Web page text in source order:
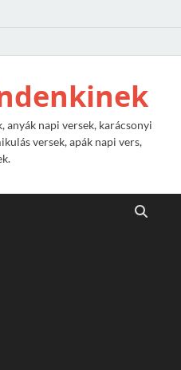
anyák napi versek, karácsonyi
versek, apák napi vers,